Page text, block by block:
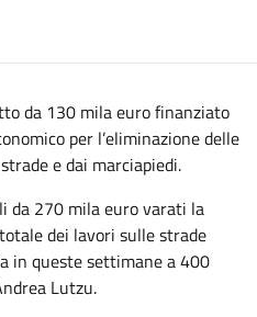
da 130 mila euro finanziato
per l’eliminazione delle
e dai marciapiedi.
da 270 mila euro varati la
dei lavori sulle strade
in queste settimane a 400
Lutzu.